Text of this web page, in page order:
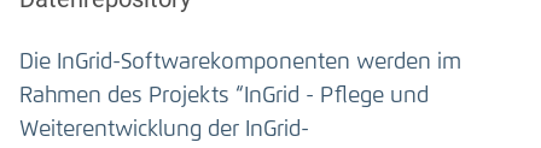
Die InGrid-Softwarekomponenten werden im
Rahmen des Projekts “InGrid - Pflege und
Weiterentwicklung der InGrid-